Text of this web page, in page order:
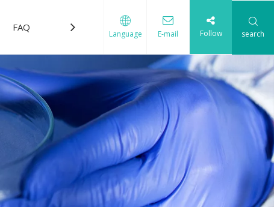
FAQ Télécharger Nous contacter
Language E-mail Follow search